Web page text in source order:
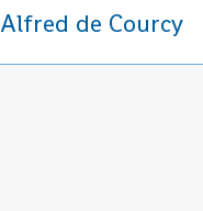
Alfred de Courcy